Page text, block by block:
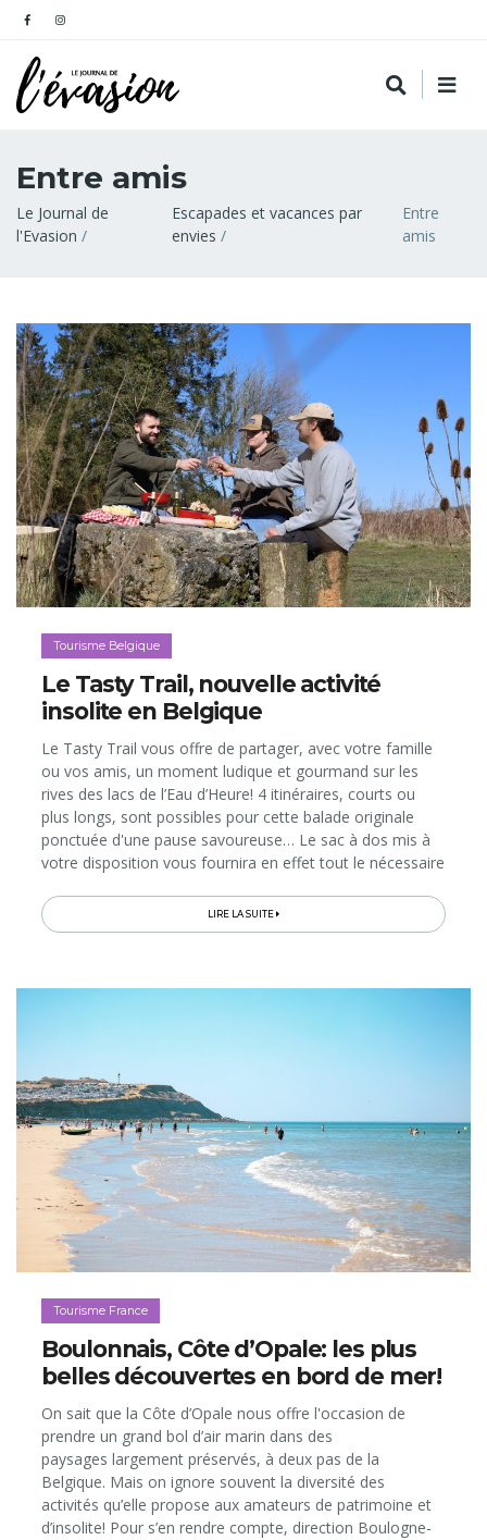
Entre amis
Fil
d'Ariane
Le Journal de
l'Evasion
Escapades et vacances par
envies
Entre
amis
Tourisme Belgique
Le Tasty Trail, nouvelle activité
insolite en Belgique
Le Tasty Trail vous offre de partager, avec votre famille
ou vos amis, un moment ludique et gourmand sur les
rives des lacs de l’Eau d’Heure! 4 itinéraires, courts ou
plus longs, sont possibles pour cette balade originale
ponctuée d'une pause savoureuse… Le sac à dos mis à
votre disposition vous fournira en effet tout le nécessaire
bord...
LIRE LA SUITE
Tourisme France
Boulonnais, Côte d’Opale: les plus
belles découvertes en bord de mer!
On sait que la Côte d’Opale nous offre l'occasion de
prendre un grand bol d’air marin dans des
paysages largement préservés, à deux pas de la
Belgique. Mais on ignore souvent la diversité des
activités qu’elle propose aux amateurs de patrimoine et
d’insolite! Pour s’en rendre compte, direction Boulogne-